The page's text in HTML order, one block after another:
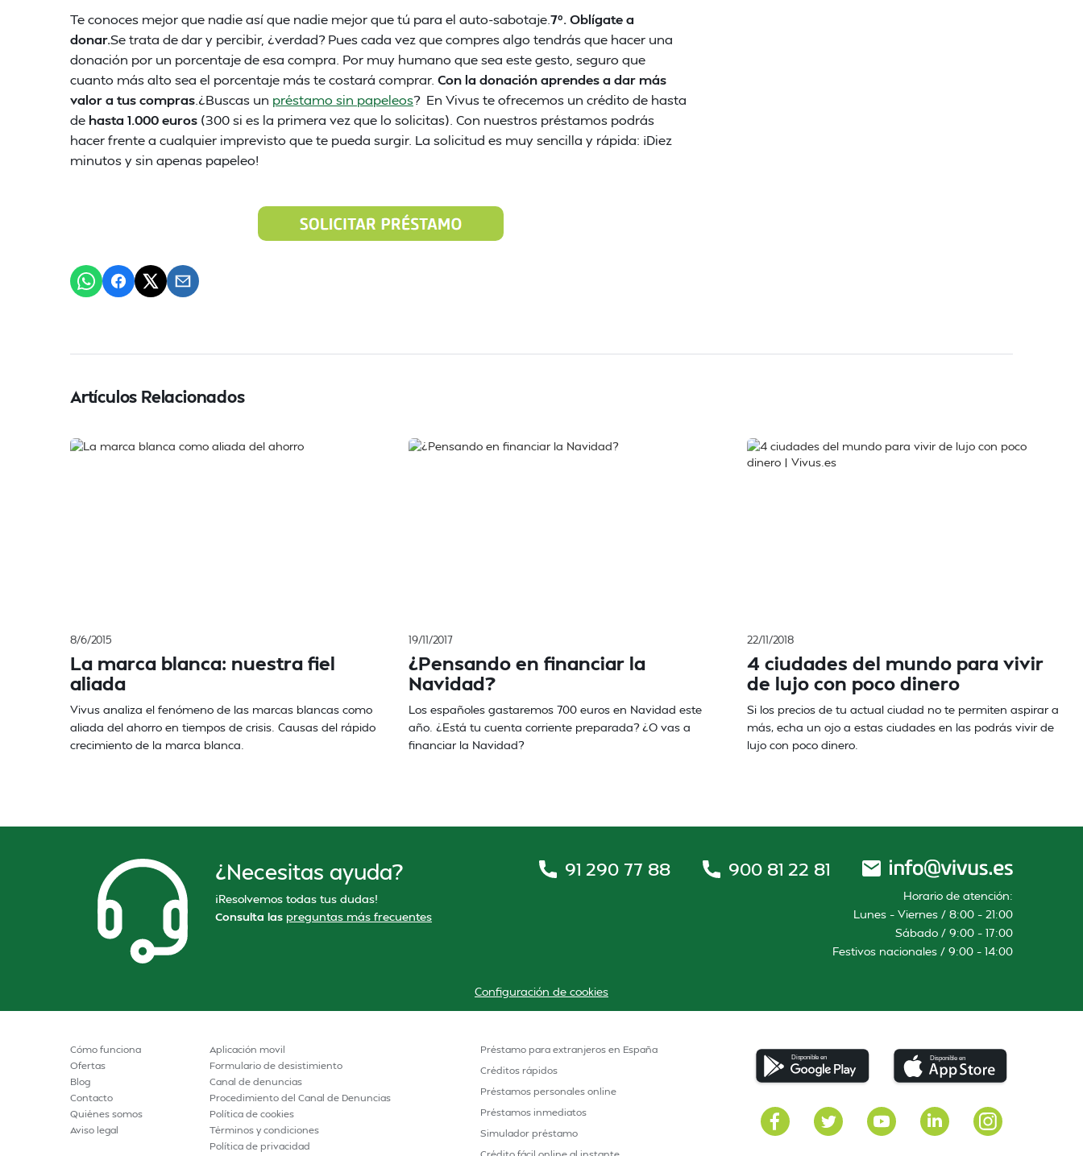
Te conoces mejor que nadie así que nadie mejor que tú para el auto-sabotaje.7º. Oblígate a
donar.Se trata de dar y percibir, ¿verdad? Pues cada vez que compres algo tendrás que hacer una
donación por un porcentaje de esa compra. Por muy humano que sea este gesto, seguro que
cuanto más alto sea el porcentaje más te costará comprar. Con la donación aprendes a dar más
valor a tus compras .¿Buscas un préstamo sin papeleos? En Vivus te ofrecemos un crédito de hasta
de hasta 1.000 euros (300 si es la primera vez que lo solicitas). Con nuestros préstamos podrás
hacer frente a cualquier imprevisto que te pueda surgir. La solicitud es muy sencilla y rápida: ¡Diez
minutos y sin apenas papeleo!
Artículos Relacionados
8/6/2015
La marca blanca: nuestra fiel
aliada
Vivus analiza el fenómeno de las marcas blancas como
aliada del ahorro en tiempos de crisis. Causas del rápido
crecimiento de la marca blanca.
19/11/2017
¿Pensando en financiar la
Navidad?
Los españoles gastaremos 700 euros en Navidad este
año. ¿Está tu cuenta corriente preparada? ¿O vas a
financiar la Navidad?
22/11/2018
4 ciudades del mundo para vivir
de lujo con poco dinero
Si los precios de tu actual ciudad no te permiten aspirar a
más, echa un ojo a estas ciudades en las podrás vivir de
lujo con poco dinero.
¿Necesitas ayuda?
¡Resolvemos todas tus dudas!
Consulta las preguntas más frecuentes
91 290 77 88 900 81 22 81
Horario de atención:
Lunes – Viernes / 8:00 – 21:00
Sábado / 9:00 – 17:00
Festivos nacionales / 9:00 – 14:00
Configuración de cookies
Cómo funciona
Ofertas
Blog
Contacto
Quiénes somos
Aviso legal
Aplicación movil
Formulario de desistimiento
Canal de denuncias
Procedimiento del Canal de Denuncias
Política de cookies
Términos y condiciones
Política de privacidad
Préstamo para extranjeros en España
Créditos rápidos
Préstamos personales online
Préstamos inmediatos
Simulador préstamo